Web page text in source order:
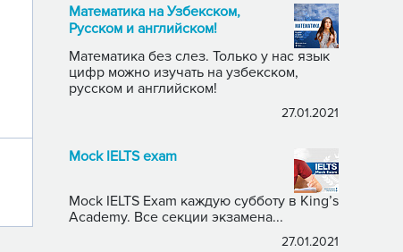
Математика на Узбекском,
Русском и английском!
Математика без слез. Только у нас язык
цифр можно изучать на узбекском,
русском и английском!
27.01.2021
Mock IELTS exam
Mock IELTS Exam каждую субботу в King’s
Academy. Все секции экзамена...
27.01.2021